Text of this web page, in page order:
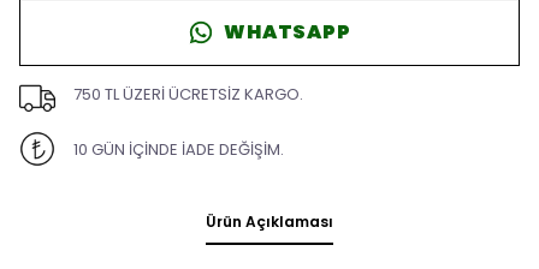
WHATSAPP
750 TL ÜZERİ ÜCRETSİZ KARGO.
10 GÜN İÇİNDE İADE DEĞİŞİM.
Ürün Açıklaması